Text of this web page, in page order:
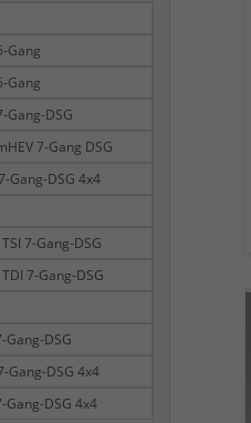
Gang
Gang
Gang-DSG
7-Gang DSG
Gang-DSG 4x4
7-Gang-DSG
7-Gang-DSG
Gang-DSG
Gang-DSG 4x4
Gang-DSG 4x4